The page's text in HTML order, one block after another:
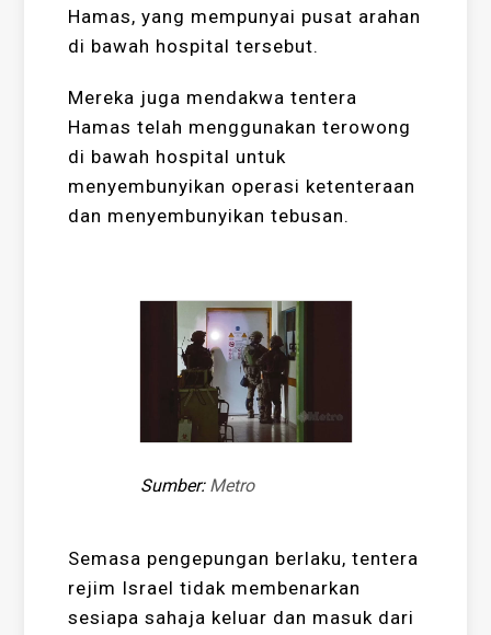
Hamas, yang mempunyai pusat arahan
di bawah hospital tersebut.
Mereka juga mendakwa tentera
Hamas telah menggunakan terowong
di bawah hospital untuk
menyembunyikan operasi ketenteraan
dan menyembunyikan tebusan.
Sumber: Metro
Semasa pengepungan berlaku, tentera
rejim Israel tidak membenarkan
sesiapa sahaja keluar dan masuk dari